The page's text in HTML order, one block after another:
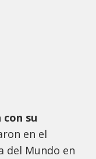
su
en el
del Mundo en